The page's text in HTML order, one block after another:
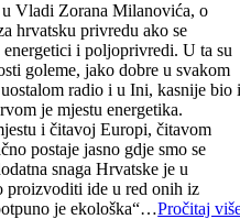
Vladi Zorana Milanovića, o
hrvatsku privredu ako se
i poljoprivredi. U ta su
goleme, jako dobre u svakom
radio i u Ini, kasnije bio
je mjestu energetika.
i čitavoj Europi, čitavom
postaje jasno gdje smo se
snaga Hrvatske je u
proizvoditi ide u red onih iz
je ekološka“…Pročitaj